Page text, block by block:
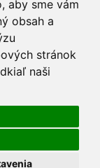
aby sme vám
obsah a
stránok
naši